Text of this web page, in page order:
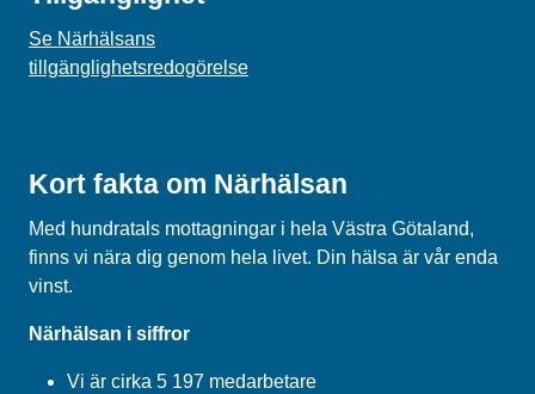
Se Närhälsans
tillgänglighetsredogörelse
Kort fakta om Närhälsan
Med hundratals mottagningar i hela Västra Götaland,
finns vi nära dig genom hela livet. Din hälsa är vår enda
vinst.
Närhälsan i siffror
Vi är cirka 5 197 medarbetare